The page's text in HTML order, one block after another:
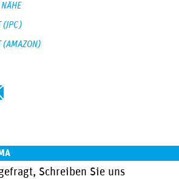
(JPC)
(AMAZON)
Schreiben Sie uns